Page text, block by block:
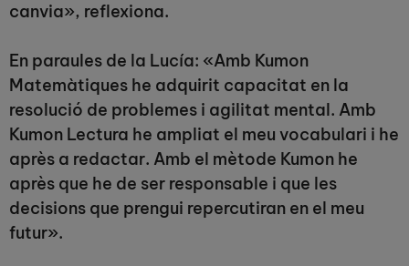
canvia», reflexiona.
En paraules de la Lucía: «Amb Kumon
Matemàtiques he adquirit capacitat en la
resolució de problemes i agilitat mental. Amb
Kumon Lectura he ampliat el meu vocabulari i he
après a redactar. Amb el mètode Kumon he
après que he de ser responsable i que les
decisions que prengui repercutiran en el meu
futur».